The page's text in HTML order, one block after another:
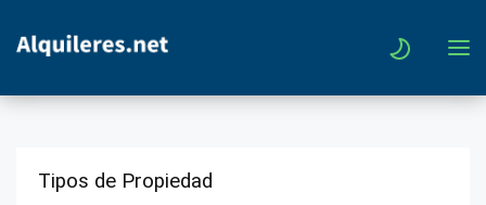
Tipos de Propiedad